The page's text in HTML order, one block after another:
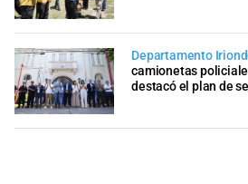
Departamento
camionetas
destacó el plan de